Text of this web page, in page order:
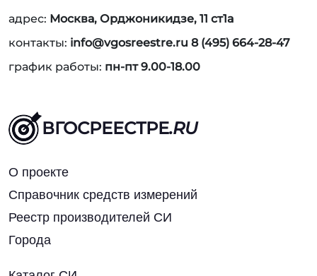
адрес: Москва, ​Орджоникидзе, 11 ст1а
контакты: info@vgosreestre.ru 8 (495) 664-28-47
график работы: пн-пт 9.00-18.00
ВГОСРЕЕСТРЕ.RU
О проекте
Справочник средств измерений
Реестр производителей СИ
Города